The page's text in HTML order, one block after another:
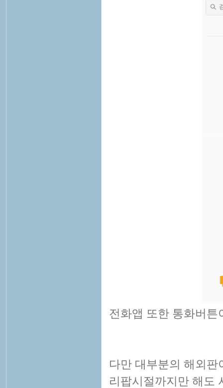
전화앱 또한 통화버튼
다만 대부분의 해외
리팝시절까지만 해도